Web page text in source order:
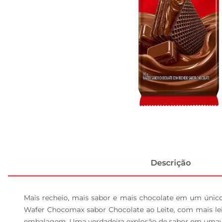
Descrição
Mais recheio, mais sabor e mais chocolate em um
Wafer Chocomax sabor Chocolate ao Leite, com mais